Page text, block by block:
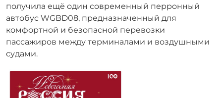
получила ещё один современный перронный
автобус WGBD08, предназначенный для
комфортной и безопасной перевозки
пассажиров между терминалами и воздушными
судами.